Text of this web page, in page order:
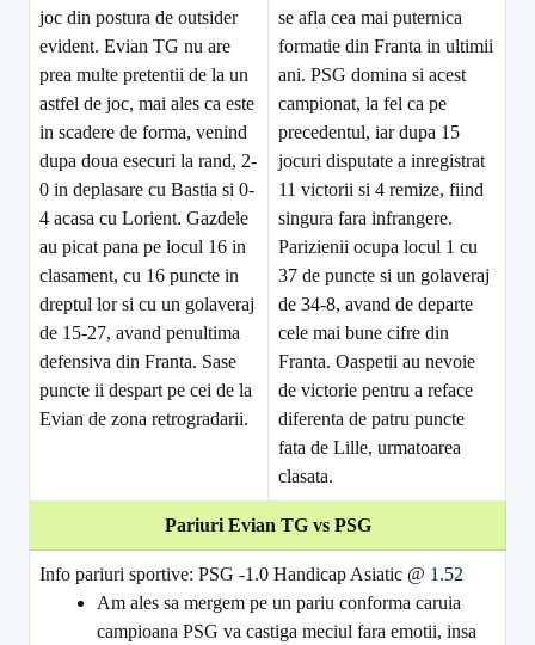
joc din postura de outsider
evident. Evian TG nu are
prea multe pretentii de la un
astfel de joc, mai ales ca este
in scadere de forma, venind
dupa doua esecuri la rand, 2-
0 in deplasare cu Bastia si 0-
4 acasa cu Lorient. Gazdele
au picat pana pe locul 16 in
clasament, cu 16 puncte in
dreptul lor si cu un golaveraj
de 15-27, avand penultima
defensiva din Franta. Sase
puncte ii despart pe cei de la
Evian de zona retrogradarii.
se afla cea mai puternica
formatie din Franta in ultimii
ani. PSG domina si acest
campionat, la fel ca pe
precedentul, iar dupa 15
jocuri disputate a inregistrat
11 victorii si 4 remize, fiind
singura fara infrangere.
Parizienii ocupa locul 1 cu
37 de puncte si un golaveraj
de 34-8, avand de departe
cele mai bune cifre din
Franta. Oaspetii au nevoie
de victorie pentru a reface
diferenta de patru puncte
fata de Lille, urmatoarea
clasata.
Pariuri Evian TG vs PSG
Info pariuri sportive: PSG -1.0 Handicap Asiatic @ 1.52
Am ales sa mergem pe un pariu conforma caruia
campioana PSG va castiga meciul fara emotii, insa